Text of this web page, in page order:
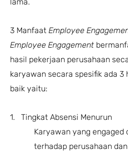
3 Manfaat Employee
Employee Engagement
hasil pekerjaan perusahaan
karyawan secara spesifik ada 3
baik yaitu:
1. Tingkat Absensi Menurun
Karyawan yang engaged
terhadap perusahaan